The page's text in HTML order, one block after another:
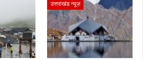
उत्तराखंड न्यूज़